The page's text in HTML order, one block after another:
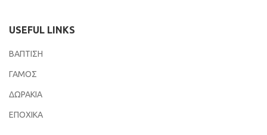
USEFUL LINKS
ΒΑΠΤΙΣΗ
ΓΑΜΟΣ
ΔΩΡΑΚΙΑ
ΕΠΟΧΙΚΑ